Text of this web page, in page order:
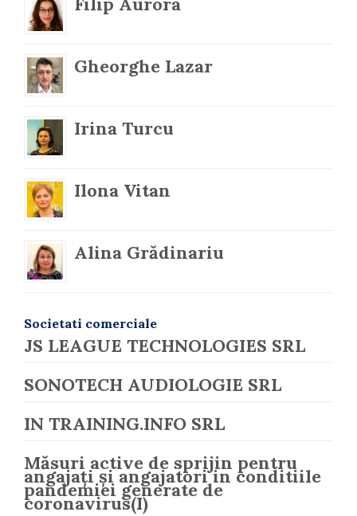
Gheorghe Lazar
Irina Turcu
Ilona Vitan
Alina Grădinariu
Societati comerciale
JS LEAGUE TECHNOLOGIES SRL
SONOTECH AUDIOLOGIE SRL
IN TRAINING.INFO SRL
Măsuri active de sprijin pentru
angajați și angajatori in conditiile
pandemiei generate de
coronavirus(I)